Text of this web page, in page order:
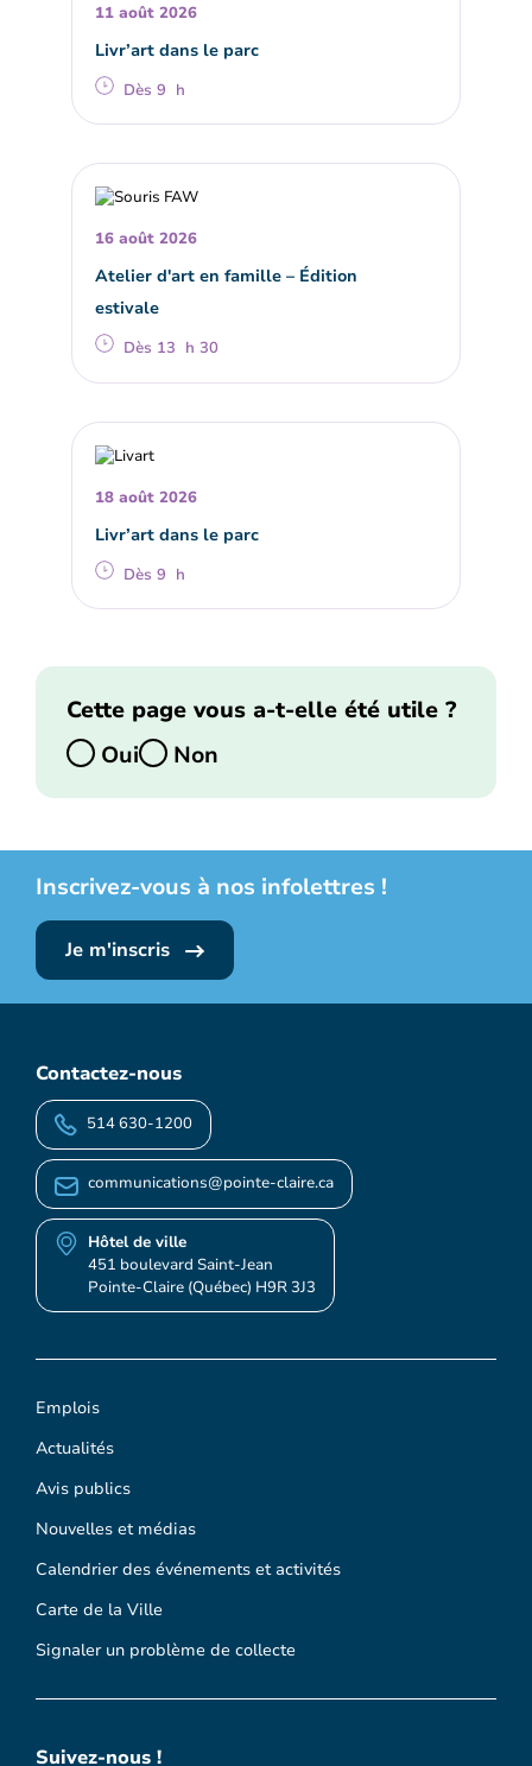
11 août 2026
Livr’art dans le parc
Dès 9 h
16 août 2026
Atelier d'art en famille – Édition
estivale
Dès 13 h 30
18 août 2026
Livr’art dans le parc
Dès 9 h
Cette page vous a-t-elle été utile ?
Oui
Non
Inscrivez-vous à nos infolettres !
Je m'inscris
Emplois
Actualités
Avis publics
Nouvelles et médias
Calendrier des événements et activités
Carte de la Ville
Signaler un problème de collecte
Contactez-nous
514 630-1200
communications@pointe-claire.ca
Hôtel de ville
451 boulevard Saint-Jean
Pointe-Claire (Québec) H9R 3J3
Suivez-nous !